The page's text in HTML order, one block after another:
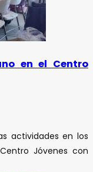
en el Centro
actividades en los
Jóvenes con